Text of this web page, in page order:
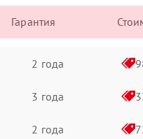
Гарантия
2 года
3 года
2 года